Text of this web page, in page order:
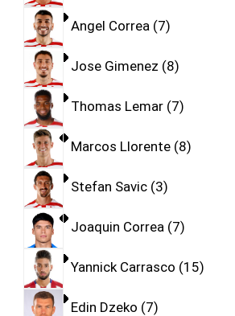
Angel Correa 7
Jose Gimenez 8
Thomas Lemar 7
Marcos Llorente 8
Stefan Savic 3
Joaquin Correa 7
Yannick Carrasco 15
Edin Dzeko 7